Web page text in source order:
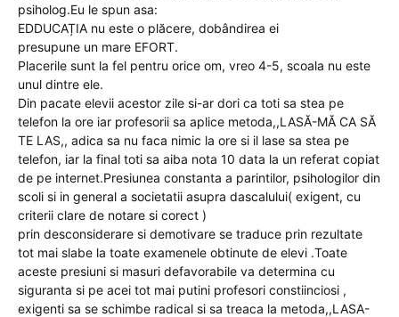
psiholog.Eu le spun asa:
EDDUCAȚIA nu este o plăcere, dobândirea ei
presupune un mare EFORT.
Placerile sunt la fel pentru orice om, vreo 4-5, scoala nu este
unul dintre ele.
Din pacate elevii acestor zile si-ar dori ca toti sa stea pe
telefon la ore iar profesorii sa aplice metoda,,LASĂ-MĂ CA SĂ
TE LAS,, adica sa nu faca nimic la ore si il lase sa stea pe
telefon, iar la final toti sa aiba nota 10 data la un referat copiat
de pe internet.Presiunea constanta a parintilor, psihologilor din
scoli si in general a societatii asupra dascalului( exigent, cu
criterii clare de notare si corect )
prin desconsiderare si demotivare se traduce prin rezultate
tot mai slabe la toate examenele obtinute de elevi .Toate
aceste presiuni si masuri defavorabile va determina cu
siguranta si pe acei tot mai putini profesori constiinciosi ,
exigenti sa se schimbe radical si sa treaca la metoda,,LASA-